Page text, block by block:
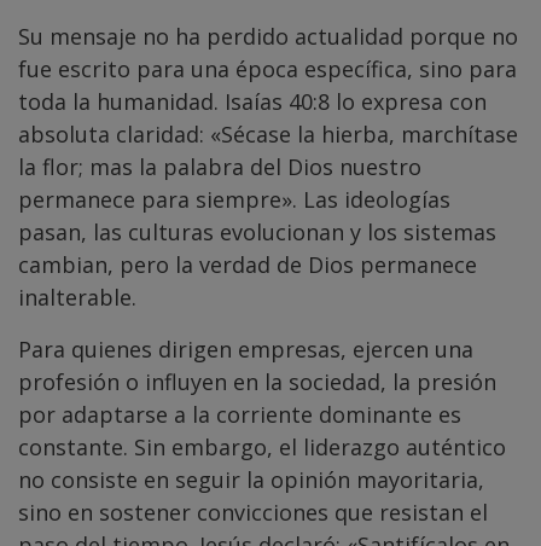
Su mensaje no ha perdido actualidad porque no
fue escrito para una época específica, sino para
toda la humanidad. Isaías 40:8 lo expresa con
absoluta claridad: «Sécase la hierba, marchítase
la flor; mas la palabra del Dios nuestro
permanece para siempre». Las ideologías
pasan, las culturas evolucionan y los sistemas
cambian, pero la verdad de Dios permanece
inalterable.
Para quienes dirigen empresas, ejercen una
profesión o influyen en la sociedad, la presión
por adaptarse a la corriente dominante es
constante. Sin embargo, el liderazgo auténtico
no consiste en seguir la opinión mayoritaria,
sino en sostener convicciones que resistan el